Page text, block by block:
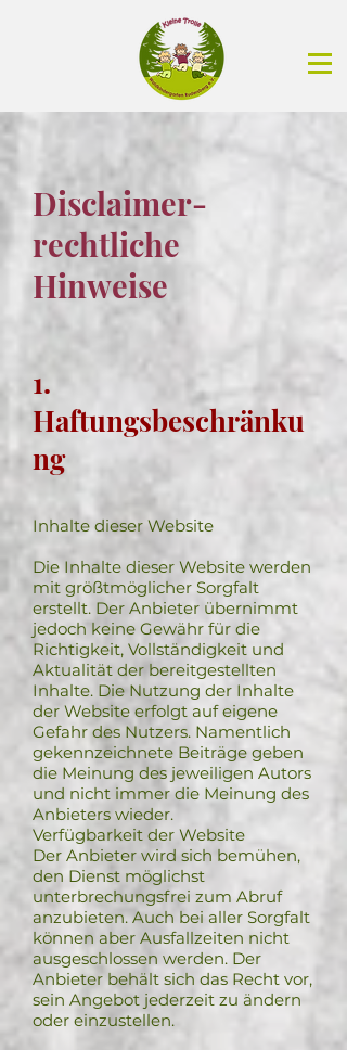
Disclaimer-
rechtliche
Hinweise
1.
Haftungsbeschränku
ng
Inhalte dieser Website
Die Inhalte dieser Website werden
mit größtmöglicher Sorgfalt
erstellt. Der Anbieter übernimmt
jedoch keine Gewähr für die
Richtigkeit, Vollständigkeit und
Aktualität der bereitgestellten
Inhalte. Die Nutzung der Inhalte
der Website erfolgt auf eigene
Gefahr des Nutzers. Namentlich
gekennzeichnete Beiträge geben
die Meinung des jeweiligen Autors
und nicht immer die Meinung des
Anbieters wieder.
Verfügbarkeit der Website
Der Anbieter wird sich bemühen,
den Dienst möglichst
unterbrechungsfrei zum Abruf
anzubieten. Auch bei aller Sorgfalt
können aber Ausfallzeiten nicht
ausgeschlossen werden. Der
Anbieter behält sich das Recht vor,
sein Angebot jederzeit zu ändern
oder einzustellen.